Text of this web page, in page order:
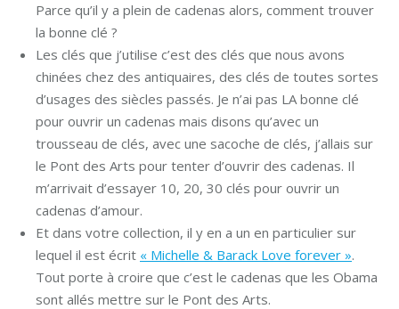
Parce qu’il y a plein de cadenas alors, comment trouver
la bonne clé ?
Les clés que j’utilise c’est des clés que nous avons
chinées chez des antiquaires, des clés de toutes sortes
d’usages des siècles passés. Je n’ai pas LA bonne clé
pour ouvrir un cadenas mais disons qu’avec un
trousseau de clés, avec une sacoche de clés, j’allais sur
le Pont des Arts pour tenter d’ouvrir des cadenas. Il
m’arrivait d’essayer 10, 20, 30 clés pour ouvrir un
cadenas d’amour.
Et dans votre collection, il y en a un en particulier sur
lequel il est écrit « Michelle & Barack Love forever ».
Tout porte à croire que c’est le cadenas que les Obama
sont allés mettre sur le Pont des Arts.